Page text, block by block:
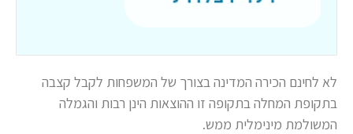
לא לחינם הכירה המדינה בצורך של המשפחות לקבל קצבה
בתקופת המחלה בתקופה זו ההוצאות הינן רבות והגמלה
המשולמת מינימלית ממש.